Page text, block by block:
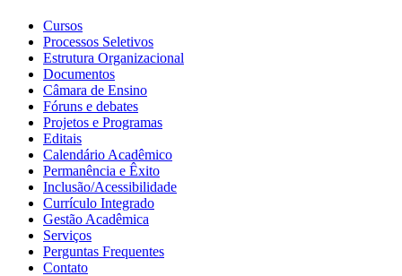
Cursos
Processos Seletivos
Estrutura Organizacional
Documentos
Câmara de Ensino
Fóruns e debates
Projetos e Programas
Editais
Calendário Acadêmico
Permanência e Êxito
Inclusão/Acessibilidade
Currículo Integrado
Gestão Acadêmica
Serviços
Perguntas Frequentes
Contato